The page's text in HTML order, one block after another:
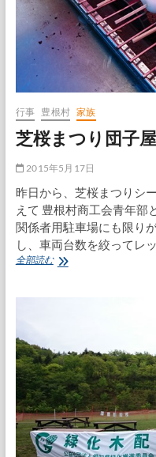
行事 豊根村 家族
芝桜まつり団子
2015年5月17日
昨日から、芝桜まつりシ
えて 豊根村商工会青年部
関係者用駐車場にも限り
し、車両台数を絞ってレ
全部読む芝
屋
さ
ん